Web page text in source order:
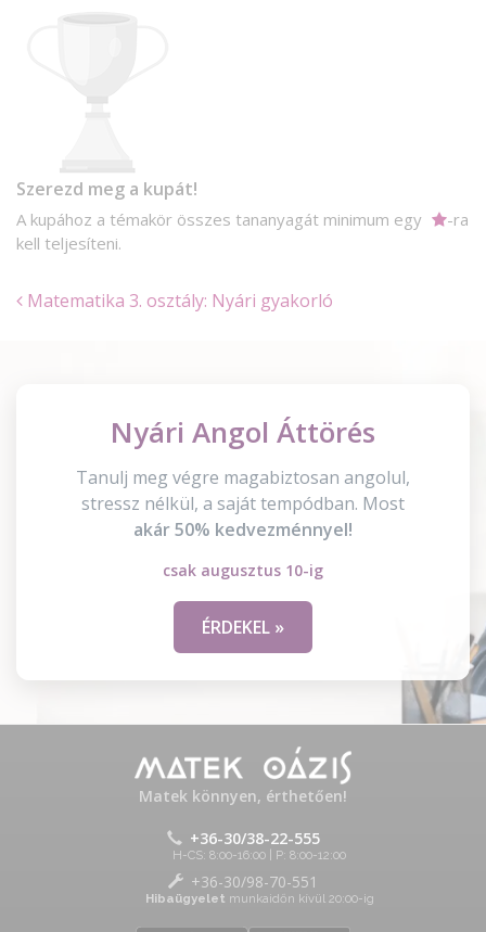
Szerezd meg a kupát!
A kupához a témakör összes tananyagát minimum egy
-ra
kell teljesíteni.
Matematika 3. osztály: Nyári gyakorló
Nyári Angol Áttörés
Tanulj meg végre magabiztosan angolul,
stressz nélkül, a saját tempódban. Most
akár 50% kedvezménnyel!
csak augusztus 10-ig
ÉRDEKEL »
Matek könnyen, érthetően!
+36-30/38-22-555
H-CS: 8:00-16:00 | P: 8:00-12:00
+36-30/98-70-551
Hibaügyelet munkaidőn kívül 20:00-ig